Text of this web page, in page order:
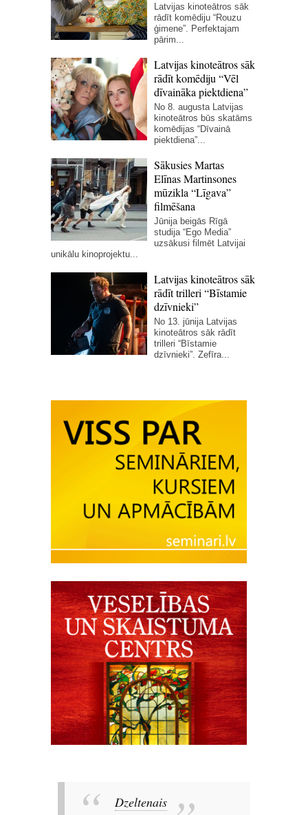
Latvijas kinoteātros sāk
rādīt komēdiju “Rouzu
ģimene”. Perfektajam
pārim...
Latvijas kinoteātros sāk
rādīt komēdiju “Vēl
dīvaināka piektdiena”
No 8. augusta Latvijas
kinoteātros būs skatāms
komēdijas “Dīvainā
piektdiena”...
Sākusies Martas
Elīnas Martinsones
mūzikla “Līgava”
filmēšana
Jūnija beigās Rīgā
studija “Ego Media”
uzsākusi filmēt Latvijai
unikālu kinoprojektu...
Latvijas kinoteātros sāk
rādīt trilleri “Bīstamie
dzīvnieki”
No 13. jūnija Latvijas
kinoteātros sāk rādīt
trilleri “Bīstamie
dzīvnieki”. Zefīra...
Dzeltenais